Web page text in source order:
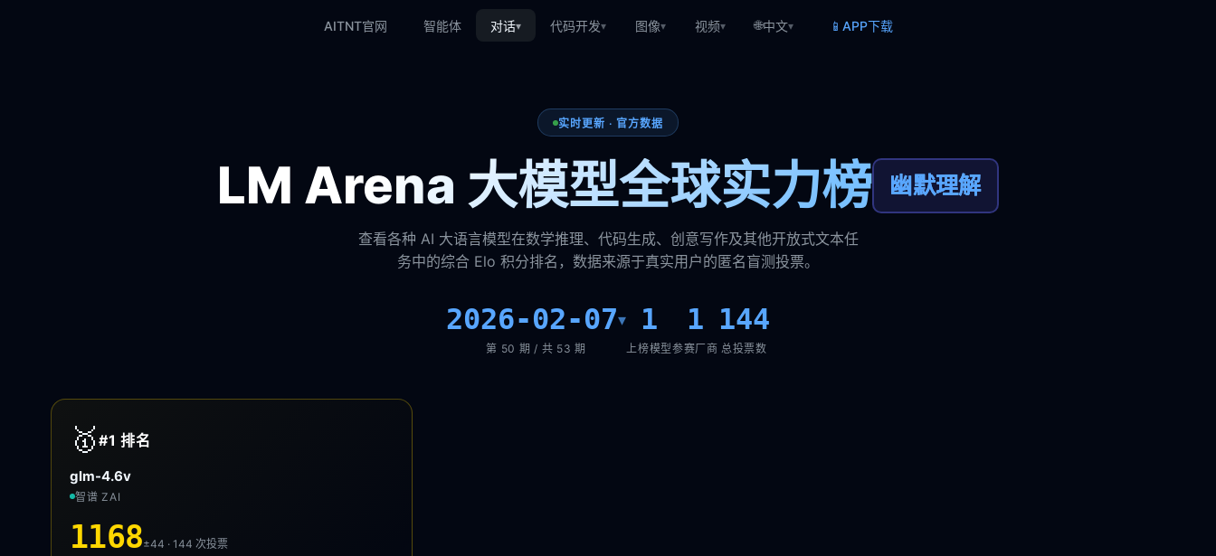
AITNT官网 智能体 对话▾ 代码开发▾ 图像▾ 视频▾ 🌐中文▾ 📱 APP下载
实时更新 · 官方数据
LM Arena 大模型全球实力榜 幽默理解
查看各种 AI 大语言模型在数学推理、代码生成、创意写作及其他开放式文本任
务中的综合 Elo 积分排名，数据来源于真实用户的匿名盲测投票。
2026-02-07▾
第 50 期 / 共 53 期
1
上榜模型
1
参赛厂商
144
总投票数
🥇 #1排名
glm-4.6v
智谱 ZAI
1168±44 · 144次投票